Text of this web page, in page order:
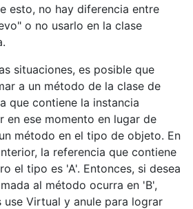
esto, no hay diferencia entre
o no usarlo en la clase
situaciones, es posible que
a un método de la clase de
que contiene la instancia
en ese momento en lugar de
método en el tipo de objeto. En
la referencia que contiene
el tipo es 'A'. Entonces, si desea
al método ocurra en 'B',
use Virtual y anule para lograr